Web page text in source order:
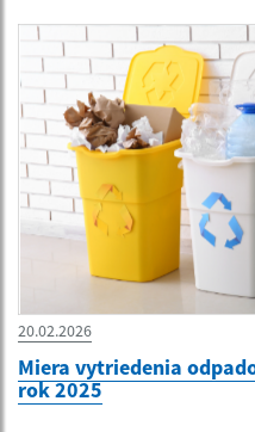
20.02.2026
Miera vytriedenia
rok 2025